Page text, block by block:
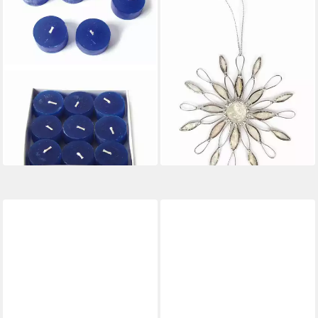
Schale Teelichter ohne Alu-
Schale, 9er-Set, Handmade
6,90 €
(0,77 €/ 1 kg)
in 6-7 Werktagen bei dir